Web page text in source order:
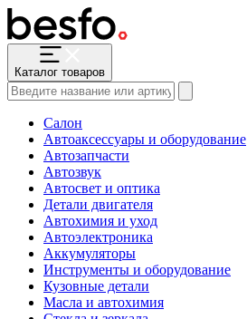
Каталог товаров
Салон
Автоаксессуары и оборудование
Автозапчасти
Автозвук
Автосвет и оптика
Детали двигателя
Автохимия и уход
Автоэлектроника
Аккумуляторы
Инструменты и оборудование
Кузовные детали
Масла и автохимия